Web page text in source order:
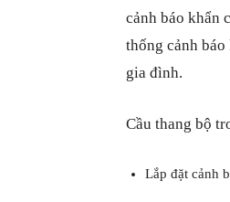
cảnh báo khẩn
thống cảnh
gia đình.
Cầu thang bộ
Lắp đặt cảnh